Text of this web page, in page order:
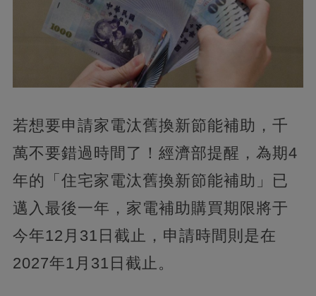
若想要申請家電汰舊換新節能補助，千
萬不要錯過時間了！經濟部提醒，為期4
年的「住宅家電汰舊換新節能補助」已
邁入最後一年，家電補助購買期限將于
今年12月31日截止，申請時間則是在
2027年1月31日截止。